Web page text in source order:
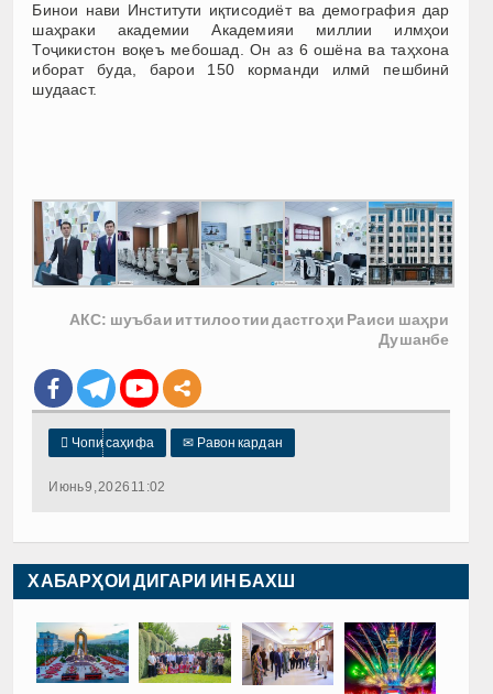
Бинои нави Институти иқтисодиёт ва демография дар
шаҳраки академии Академияи миллии илмҳои
Тоҷикистон воқеъ мебошад. Он аз 6 ошёна ва таҳхона
иборат буда, барои 150 корманди илмӣ пешбинӣ
шудааст.
АКС: шуъбаи иттилоотии дастгоҳи Раиси шаҳри
Душанбе
 Чопи саҳифа ✉ Равон кардан
Июнь 9, 2026 11:02
ХАБАРҲОИ ДИГАРИ ИН БАХШ